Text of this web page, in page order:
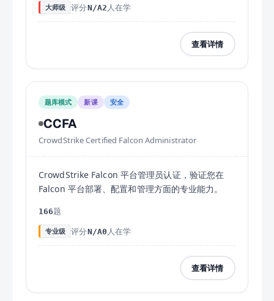
大师级 评分N/A2 人在学
查看详情
题库模式 新课 安全
CCFA
CrowdStrike Certified Falcon Administrator
CrowdStrike Falcon 平台管理员认证，验证您在
Falcon 平台部署、配置和管理方面的专业能力。
166题
专业级 评分N/A0 人在学
查看详情